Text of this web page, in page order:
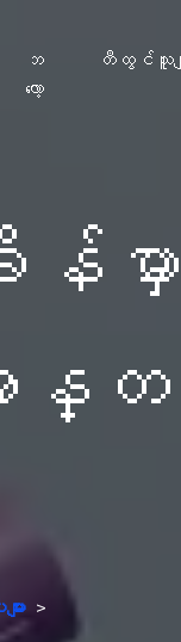
ဘ
လော့
တီထွင်သူမျ
န်မှ
န္တ
ျား >